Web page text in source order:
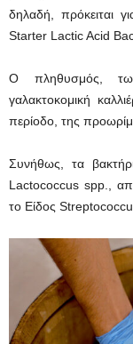
δηλαδή, πρόκειται
Starter Lactic Acid
Ο πληθυσμός,
γαλακτοκομική
περίοδο, της
Συνήθως, τα
Lactococcus spp.,
το Είδος